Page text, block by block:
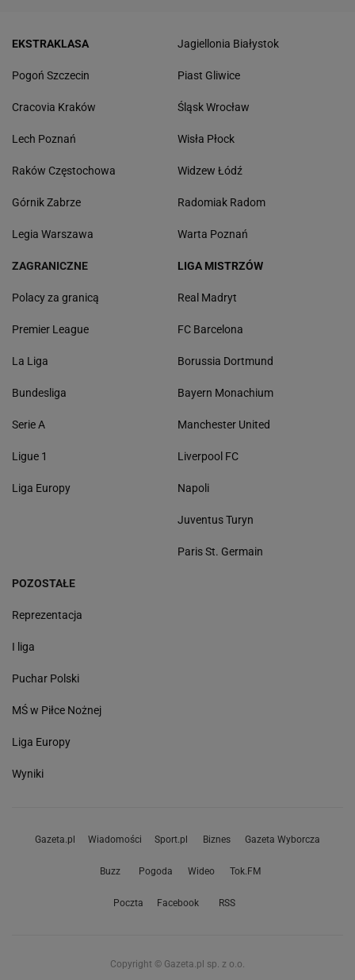
EKSTRAKLASA
Pogoń Szczecin
Cracovia Kraków
Lech Poznań
Raków Częstochowa
Górnik Zabrze
Legia Warszawa
Jagiellonia Białystok
Piast Gliwice
Śląsk Wrocław
Wisła Płock
Widzew Łódź
Radomiak Radom
Warta Poznań
ZAGRANICZNE
Polacy za granicą
Premier League
La Liga
Bundesliga
Serie A
Ligue 1
Liga Europy
LIGA MISTRZÓW
Real Madryt
FC Barcelona
Borussia Dortmund
Bayern Monachium
Manchester United
Liverpool FC
Napoli
Juventus Turyn
Paris St. Germain
POZOSTAŁE
Reprezentacja
I liga
Puchar Polski
MŚ w Piłce Nożnej
Liga Europy
Wyniki
Gazeta.pl Wiadomości Sport.pl Biznes Gazeta Wyborcza
Buzz Pogoda Wideo Tok.FM
Poczta Facebook RSS
Copyright © Gazeta.pl sp. z o.o.